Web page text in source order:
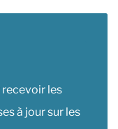
les
à jour sur les